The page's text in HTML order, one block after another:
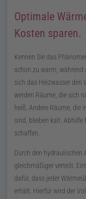
Optimale
Kosten sparen.
Kennen Sie das
schon zu warm,
sich das Heizwasser den
werden Räume, die sich
heiß. Andere Räume, die
sind, bleiben kalt. Abhilfe
schaffen.
Durch den hydraulischen
gleichmäßiger verteilt.
dafür, dass jeder
erhält. Hierfür wird der